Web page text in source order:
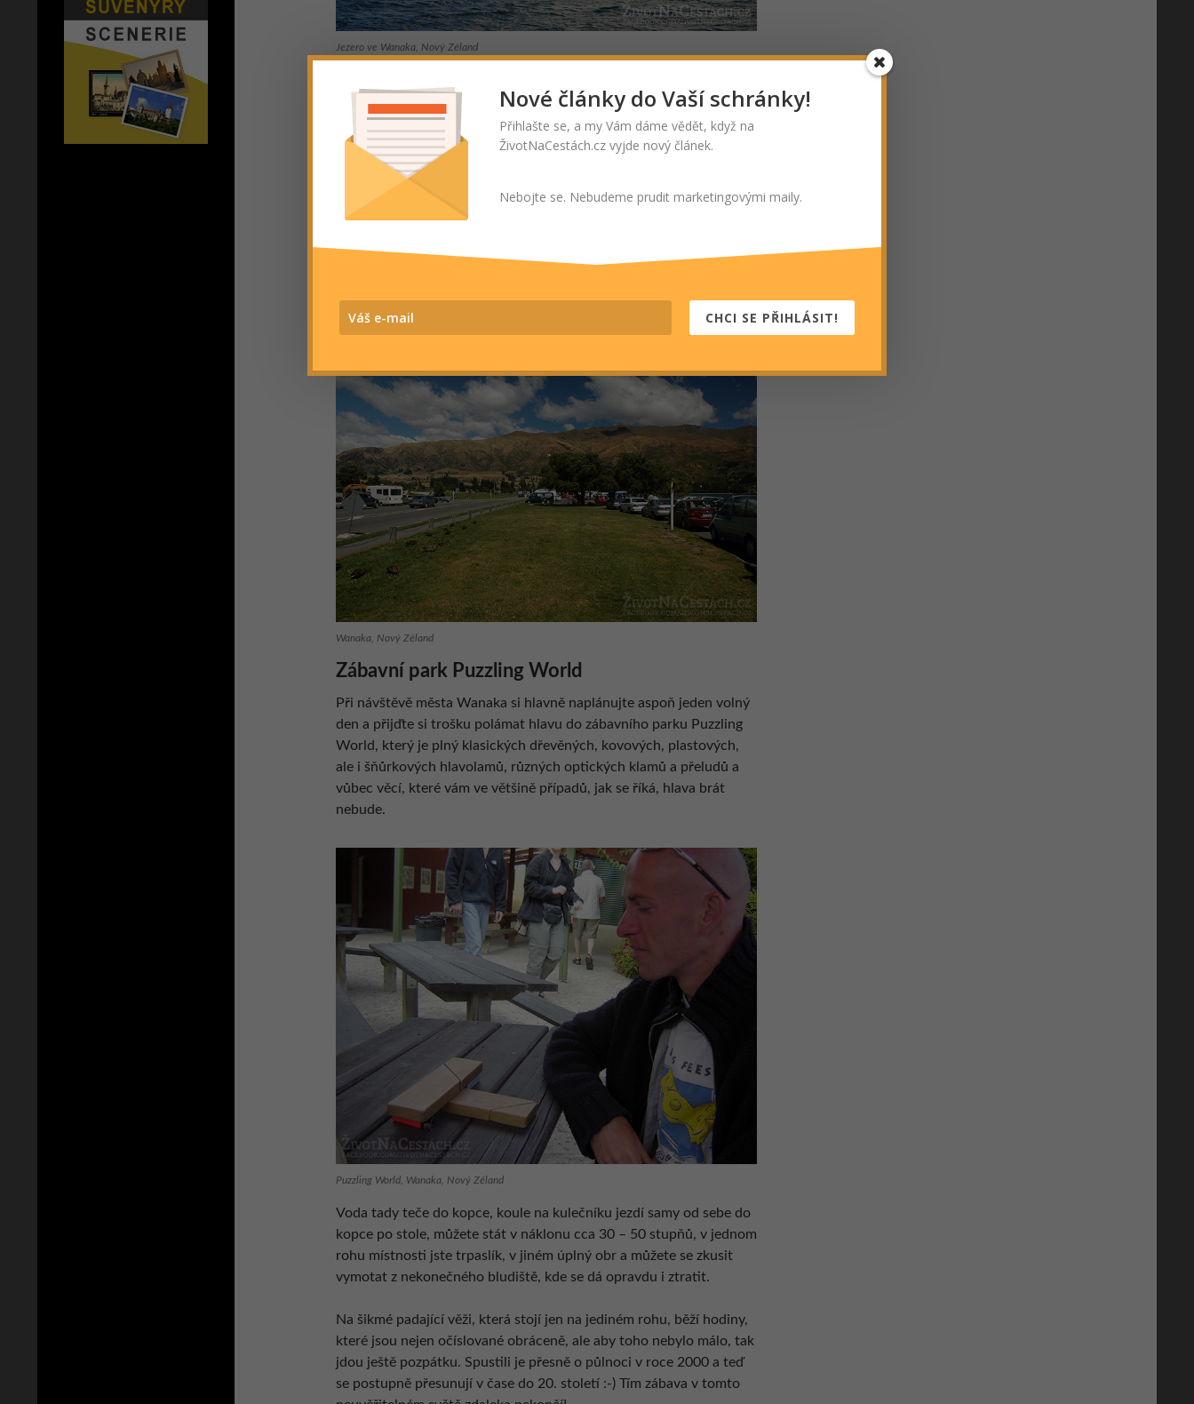
Jezero ve Wanaka, Nový Zéland
Jediný problém, který jsem při pobytu ve Wanace řešil, byly
všudypřítomné cedule na parkovištích v centru „No overnight
parking“, znemožňující de-facto spaní v autě na parkovišti tím, že je
zde v noci zakázáno parkovat. Wanaka si to opravdu velice hlídá a v
noci vás i několikrát vyženou strážníci s pohrůžkou vysoké pokuty.
Vyplatí se si poodjet a zašít se někde dál od centra, aby se člověk v
Zélandu (nebo aspoň bylo v době mé návštěvy) naprosto normální
si velice střeží svůj klid a pořádek. A asi je to tak i správně.
Wanaka, Nový Zéland
Zábavní park Puzzling World
Při návštěvě města Wanaka si hlavně naplánujte aspoň jeden volný
den a přijďte si trošku polámat hlavu do zábavního parku Puzzling
World, který je plný klasických dřevěných, kovových, plastových,
ale i šňůrkových hlavolamů, různých optických klamů a přeludů a
vůbec věcí, které vám ve většině případů, jak se říká, hlava brát
nebude.
Puzzling World, Wanaka, Nový Zéland
Voda tady teče do kopce, koule na kulečníku jezdí samy od sebe do
kopce po stole, můžete stát v náklonu cca 30 – 50 stupňů, v jednom
rohu místnosti jste trpaslík, v jiném úplný obr a můžete se zkusit
vymotat z nekonečného bludiště, kde se dá opravdu i ztratit.
Na šikmé padající věži, která stojí jen na jediném rohu, běží hodiny,
které jsou nejen očíslované obráceně, ale aby toho nebylo málo, tak
jdou ještě pozpátku. Spustili je přesně o půlnoci v roce 2000 a teď
se postupně přesunují v čase do 20. století :-) Tím zábava v tomto
Nové články do Vaší schránky!
Přihlašte se, a my Vám dáme vědět, když na
ŽivotNaCestách.cz vyjde nový článek.
Nebojte se. Nebudeme prudit marketingovými maily.
CHCI SE PŘIHLÁSIT!